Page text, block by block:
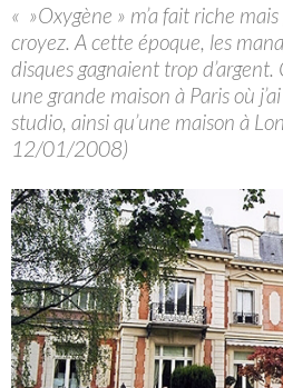
« »Oxygène » m’a fait riche
croyez. A cette époque, les
disques gagnaient trop d’argent.
une grande maison à Paris où
studio, ainsi qu’une maison à
12/01/2008)